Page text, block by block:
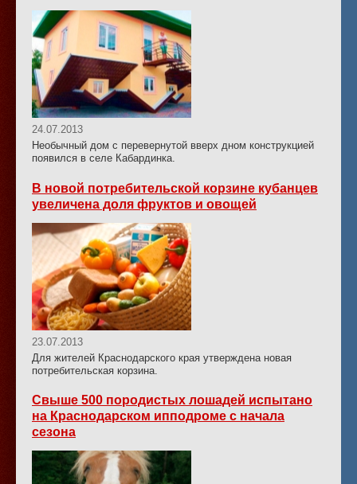
24.07.2013
Необычный дом с перевернутой вверх дном конструкцией
появился в селе Кабардинка.
В новой потребительской корзине кубанцев
увеличена доля фруктов и овощей
23.07.2013
Для жителей Краснодарского края утверждена новая
потребительская корзина.
Свыше 500 породистых лошадей испытано
на Краснодарском ипподроме с начала
сезона